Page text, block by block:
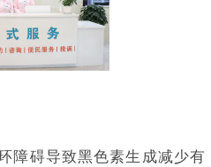
碍导致黑色素生成减少有